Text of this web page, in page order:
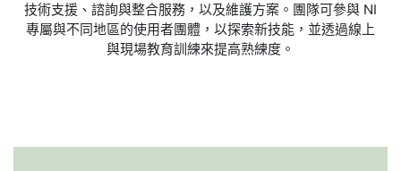
技術支援、諮詢與整合服務，以及維護方案。團隊可參與 NI
專屬與不同地區的使用者團體，以探索新技能，並透過線上
與現場教育訓練來提高熟練度。